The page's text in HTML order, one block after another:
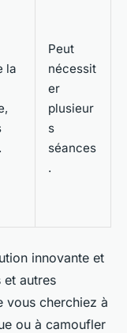
la
Peut
nécessit
er
plusieur
s
séances
.
innovante et
autres
vous cherchiez à
ou à camoufler